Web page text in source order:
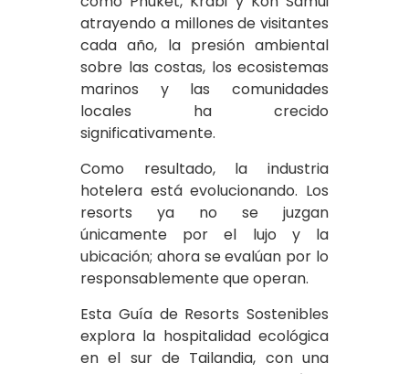
atrayendo a millones de visitantes
cada año, la presión ambiental
sobre las costas, los ecosistemas
marinos y las comunidades
locales ha crecido
significativamente.
Como resultado, la industria
hotelera está evolucionando. Los
resorts ya no se juzgan
únicamente por el lujo y la
ubicación; ahora se evalúan por lo
responsablemente que operan.
Esta Guía de Resorts Sostenibles
explora la hospitalidad ecológica
en el sur de Tailandia, con una